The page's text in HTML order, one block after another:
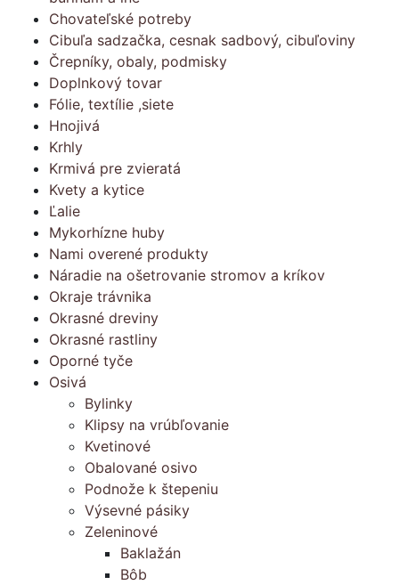
Chovateľské potreby
Cibuľa sadzačka, cesnak sadbový, cibuľoviny
Črepníky, obaly, podmisky
Doplnkový tovar
Fólie, textílie ,siete
Hnojivá
Krhly
Krmivá pre zvieratá
Kvety a kytice
Ľalie
Mykorhízne huby
Nami overené produkty
Náradie na ošetrovanie stromov a kríkov
Okraje trávnika
Okrasné dreviny
Okrasné rastliny
Oporné tyče
Osivá
Bylinky
Klipsy na vrúbľovanie
Kvetinové
Obalované osivo
Podnože k štepeniu
Výsevné pásiky
Zeleninové
Baklažán
Bôb